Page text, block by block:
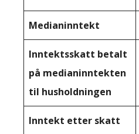
Medianinntekt
Inntektsskatt betalt
på medianinntekten
til husholdningen
Inntekt etter skatt